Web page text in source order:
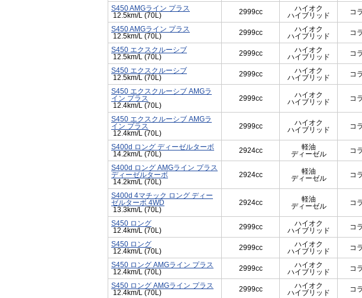
S450 AMGライン プラス
12.5km/L (70L)
2999cc
ハイオク
ハイブリッド
コ
S450 AMGライン プラス
12.5km/L (70L)
2999cc
ハイオク
ハイブリッド
コ
S450 エクスクルーシブ
12.5km/L (70L)
2999cc
ハイオク
ハイブリッド
コ
S450 エクスクルーシブ
12.5km/L (70L)
2999cc
ハイオク
ハイブリッド
コ
S450 エクスクルーシブ AMGラ
イン プラス
12.4km/L (70L)
2999cc
ハイオク
ハイブリッド
コ
S450 エクスクルーシブ AMGラ
イン プラス
12.4km/L (70L)
2999cc
ハイオク
ハイブリッド
コ
S400d ロング ディーゼルターボ
14.2km/L (70L)
2924cc
軽油
ディーゼル
コ
S400d ロング AMGライン プラス
ディーゼルターボ
14.2km/L (70L)
2924cc
軽油
ディーゼル
コ
S400d 4マチック ロング ディー
ゼルターボ 4WD
13.3km/L (70L)
2924cc
軽油
ディーゼル
コ
S450 ロング
12.4km/L (70L)
2999cc
ハイオク
ハイブリッド
コ
S450 ロング
12.4km/L (70L)
2999cc
ハイオク
ハイブリッド
コ
S450 ロング AMGライン プラス
12.4km/L (70L)
2999cc
ハイオク
ハイブリッド
コ
S450 ロング AMGライン プラス
12.4km/L (70L)
2999cc
ハイオク
ハイブリッド
コ